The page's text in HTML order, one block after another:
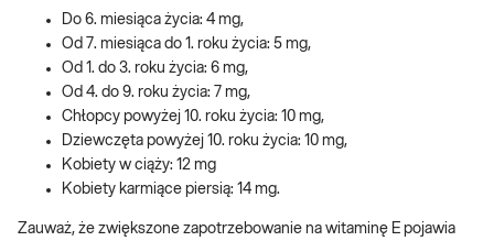
Do 6. miesiąca życia: 4 mg,
Od 7. miesiąca do 1. roku życia: 5 mg,
Od 1. do 3. roku życia: 6 mg,
Od 4. do 9. roku życia: 7 mg,
Chłopcy powyżej 10. roku życia: 10 mg,
Dziewczęta powyżej 10. roku życia: 10 mg,
Kobiety w ciąży: 12 mg
Kobiety karmiące piersią: 14 mg.
Zauważ, że zwiększone zapotrzebowanie na witaminę E pojawia